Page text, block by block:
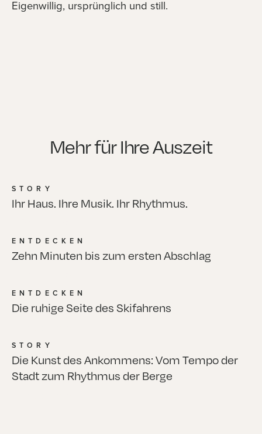
Eigenwillig, ursprünglich und still.
Mehr für Ihre Auszeit
STORY
Ihr Haus. Ihre Musik. Ihr Rhythmus.
ENTDECKEN
Zehn Minuten bis zum ersten Abschlag
ENTDECKEN
Die ruhige Seite des Skifahrens
STORY
Die Kunst des Ankommens: Vom Tempo der
Stadt zum Rhythmus der Berge